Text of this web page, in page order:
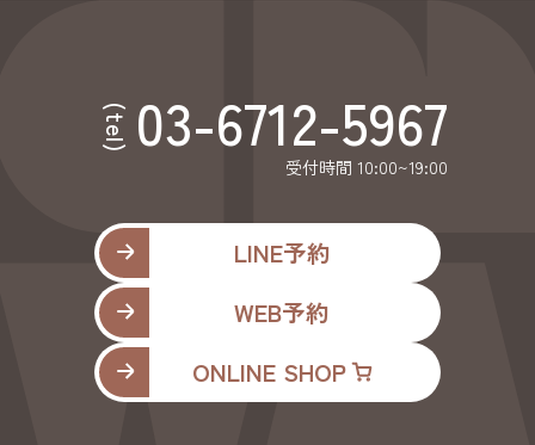
(tel) 03-6712-5967
受付時間 10:00~19:00
LINE予約
WEB予約
ONLINE SHOP